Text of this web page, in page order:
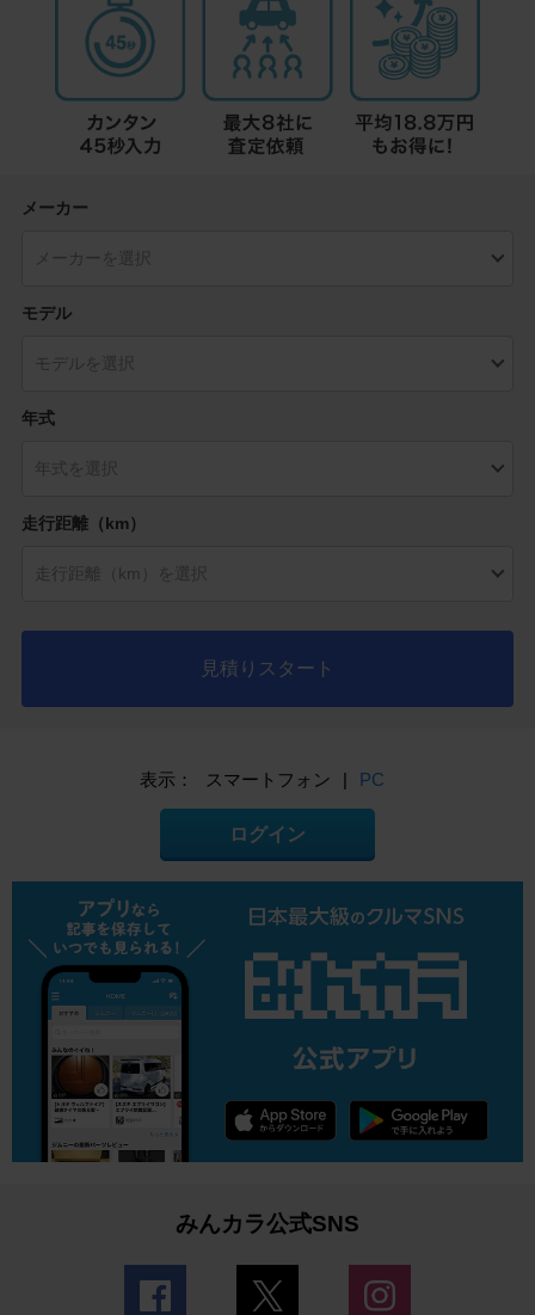
メーカー
モデル
年式
走行距離（km）
見積りスタート
表示： スマートフォン | PC
ログイン
みんカラ公式SNS